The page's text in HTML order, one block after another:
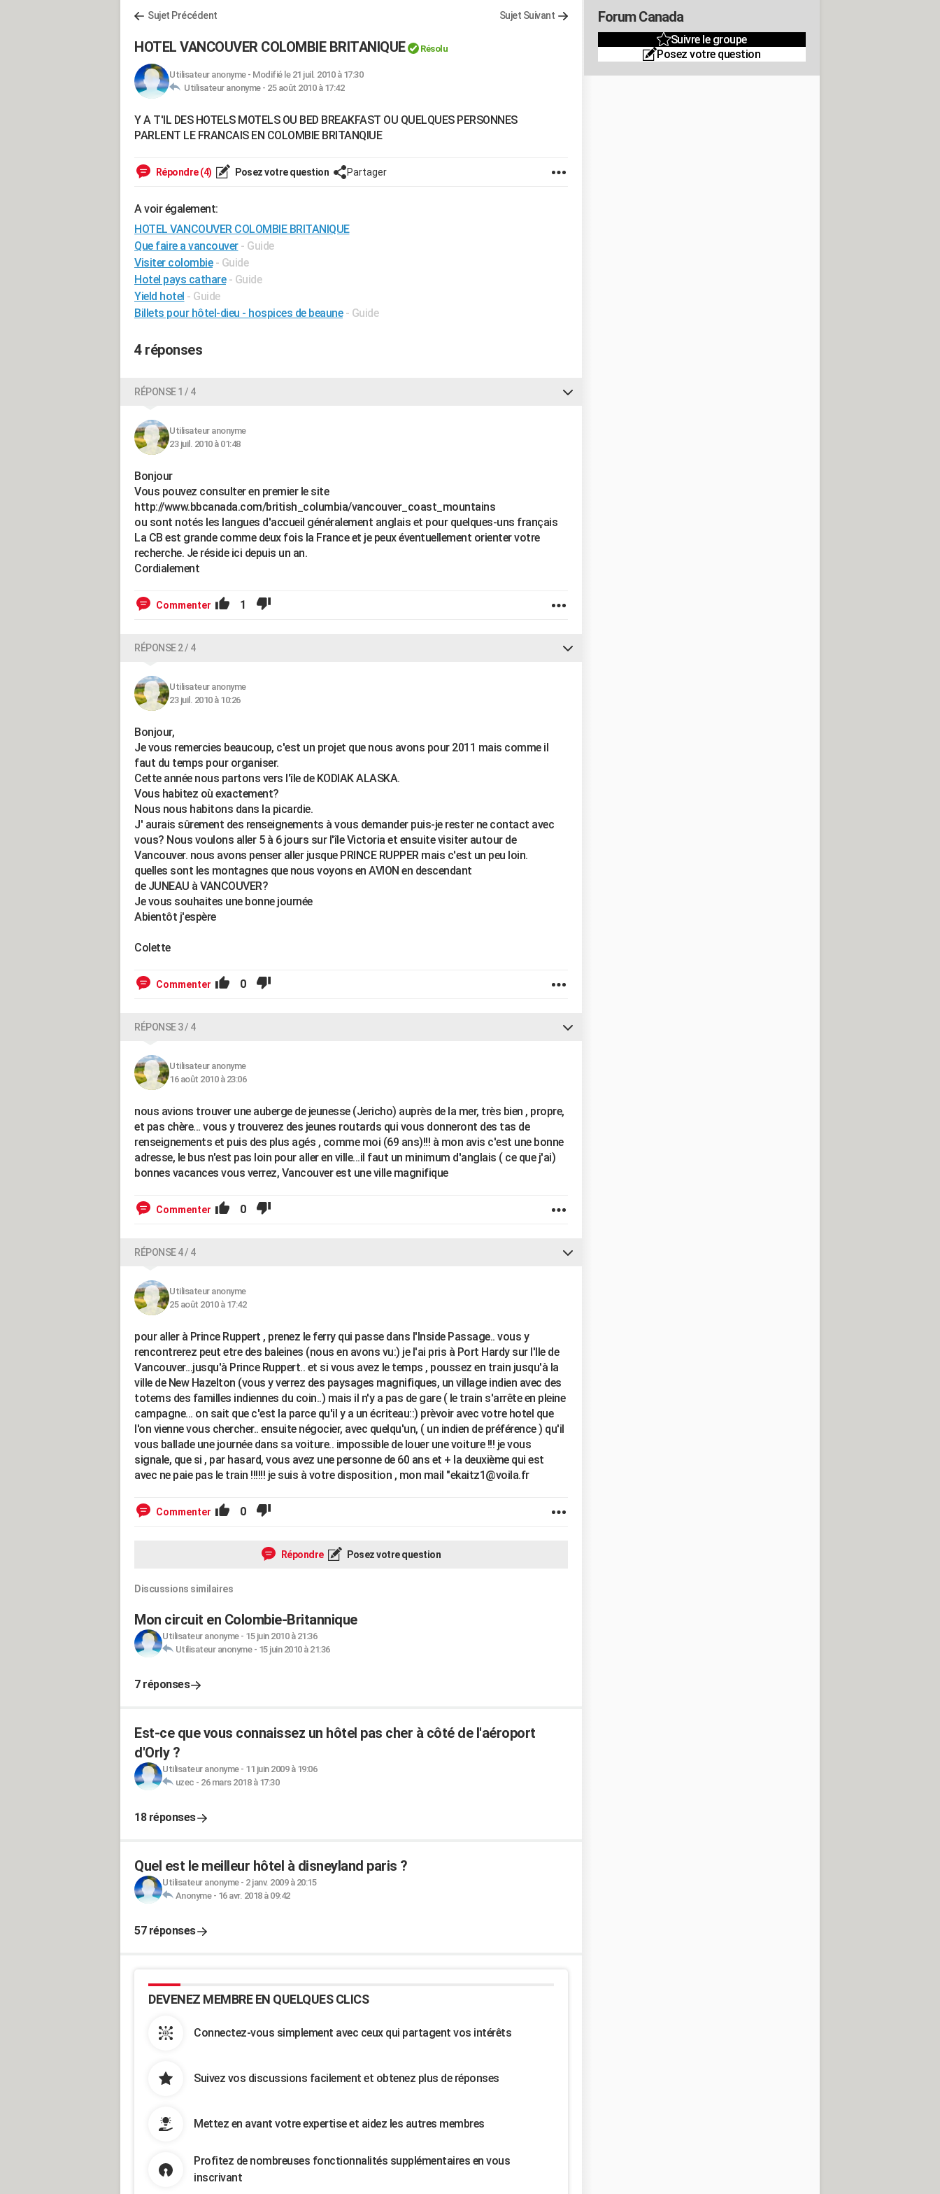
Sujet Précédent Sujet Suivant
HOTEL VANCOUVER COLOMBIE BRITANIQUE Résolu
Utilisateur anonyme- Modifié le 21 juil. 2010 à 17:30
Utilisateur anonyme - 25 août 2010 à 17:42
Y A T'IL DES HOTELS MOTELS OU BED BREAKFAST OU QUELQUES PERSONNES
PARLENT LE FRANCAIS EN COLOMBIE BRITANQIUE
Répondre (4) Posez votre question Partager
A voir également:
HOTEL VANCOUVER COLOMBIE BRITANIQUE
Que faire a vancouver - Guide
Visiter colombie - Guide
Hotel pays cathare - Guide
Yield hotel - Guide
Billets pour hôtel-dieu - hospices de beaune - Guide
4 réponses
RÉPONSE 1 / 4
Utilisateur anonyme
23 juil. 2010 à 01:48
Bonjour
Vous pouvez consulter en premier le site
http://www.bbcanada.com/british_columbia/vancouver_coast_mountains
ou sont notés les langues d'accueil généralement anglais et pour quelques-uns français
La CB est grande comme deux fois la France et je peux éventuellement orienter votre
recherche. Je réside ici depuis un an.
Cordialement
Commenter 1
RÉPONSE 2 / 4
Utilisateur anonyme
23 juil. 2010 à 10:26
Bonjour,
Je vous remercies beaucoup, c'est un projet que nous avons pour 2011 mais comme il
faut du temps pour organiser.
Cette année nous partons vers l'île de KODIAK ALASKA.
Vous habitez où exactement?
Nous nous habitons dans la picardie.
J' aurais sûrement des renseignements à vous demander puis-je rester ne contact avec
vous? Nous voulons aller 5 à 6 jours sur l'île Victoria et ensuite visiter autour de
Vancouver. nous avons penser aller jusque PRINCE RUPPER mais c'est un peu loin.
quelles sont les montagnes que nous voyons en AVION en descendant
de JUNEAU à VANCOUVER?
Je vous souhaites une bonne journée
Abientôt j'espère
Colette
Commenter 0
RÉPONSE 3 / 4
Utilisateur anonyme
16 août 2010 à 23:06
nous avions trouver une auberge de jeunesse (Jericho) auprès de la mer, très bien , propre,
et pas chère... vous y trouverez des jeunes routards qui vous donneront des tas de
renseignements et puis des plus agés , comme moi (69 ans)!!! à mon avis c'est une bonne
adresse, le bus n'est pas loin pour aller en ville...il faut un minimum d'anglais ( ce que j'ai)
bonnes vacances vous verrez, Vancouver est une ville magnifique
Commenter 0
RÉPONSE 4 / 4
Utilisateur anonyme
25 août 2010 à 17:42
pour aller à Prince Ruppert , prenez le ferry qui passe dans l'Inside Passage.. vous y
rencontrerez peut etre des baleines (nous en avons vu:) je l'ai pris à Port Hardy sur l'Ile de
Vancouver...jusqu'à Prince Ruppert.. et si vous avez le temps , poussez en train jusqu'à la
ville de New Hazelton (vous y verrez des paysages magnifiques, un village indien avec des
totems des familles indiennes du coin..) mais il n'y a pas de gare ( le train s'arrête en pleine
campagne... on sait que c'est la parce qu'il y a un écriteau::) prèvoir avec votre hotel que
l'on vienne vous chercher.. ensuite négocier, avec quelqu'un, ( un indien de préférence ) qu'il
vous ballade une journée dans sa voiture.. impossible de louer une voiture !!! je vous
signale, que si , par hasard, vous avez une personne de 60 ans et + la deuxième qui est
avec ne paie pas le train !!!!!! je suis à votre disposition , mon mail "ekaitz1@voila.fr
Commenter 0
Répondre Posez votre question
Discussions similaires
Mon circuit en Colombie-Britannique
Utilisateur anonyme- 15 juin 2010 à 21:36
Utilisateur anonyme- 15 juin 2010 à 21:36
7 réponses
Est-ce que vous connaissez un hôtel pas cher à côté de l'aéroport
d'Orly ?
Utilisateur anonyme- 11 juin 2009 à 19:06
uzec - 26 mars 2018 à 17:30
18 réponses
Quel est le meilleur hôtel à disneyland paris ?
Utilisateur anonyme- 2 janv. 2009 à 20:15
Anonyme- 16 avr. 2018 à 09:42
57 réponses
DEVENEZ MEMBRE EN QUELQUES CLICS
Connectez-vous simplement avec ceux qui partagent vos intérêts
Suivez vos discussions facilement et obtenez plus de réponses
Mettez en avant votre expertise et aidez les autres membres
Profitez de nombreuses fonctionnalités supplémentaires en vous
inscrivant
Forum Canada
Suivre le groupe
Posez votre question